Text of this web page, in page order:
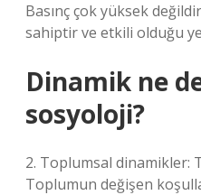
Basınç çok yüksek
sahiptir ve etkili olduğu
Dinamik ne
sosyoloji?
2. Toplumsal dinamikler:
Toplumun değişen